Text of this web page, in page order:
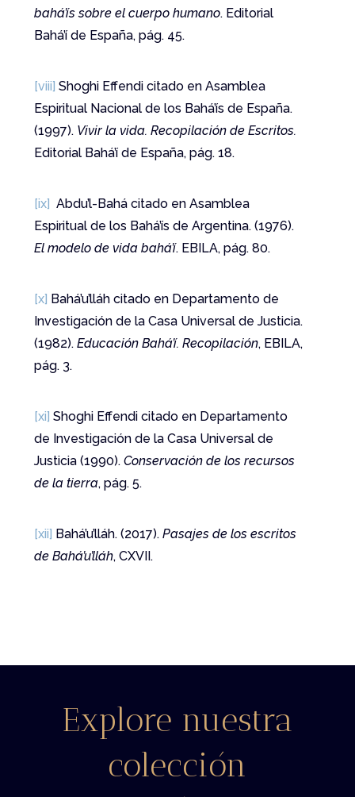
bahá’ís sobre el cuerpo humano. Editorial
Bahá’í de España, pág. 45.
[viii] Shoghi Effendi citado en Asamblea
Espiritual Nacional de los Bahá’ís de España.
(1997). Vivir la vida. Recopilación de Escritos.
Editorial Bahá’í de España, pág. 18.
[ix] Abdu’l-Bahá citado en Asamblea
Espiritual de los Bahá’ís de Argentina. (1976).
El modelo de vida bahá’í. EBILA, pág. 80.
[x] Bahá’u’lláh citado en Departamento de
Investigación de la Casa Universal de Justicia.
(1982). Educación Bahá’í. Recopilación, EBILA,
pág. 3.
[xi] Shoghi Effendi citado en Departamento
de Investigación de la Casa Universal de
Justicia (1990). Conservación de los recursos
de la tierra, pág. 5.
[xii] Bahá’u’lláh. (2017). Pasajes de los escritos
de Bahá’u’lláh, CXVII.
Explore nuestra
colección